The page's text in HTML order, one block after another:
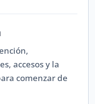
accesos y la
comenzar de